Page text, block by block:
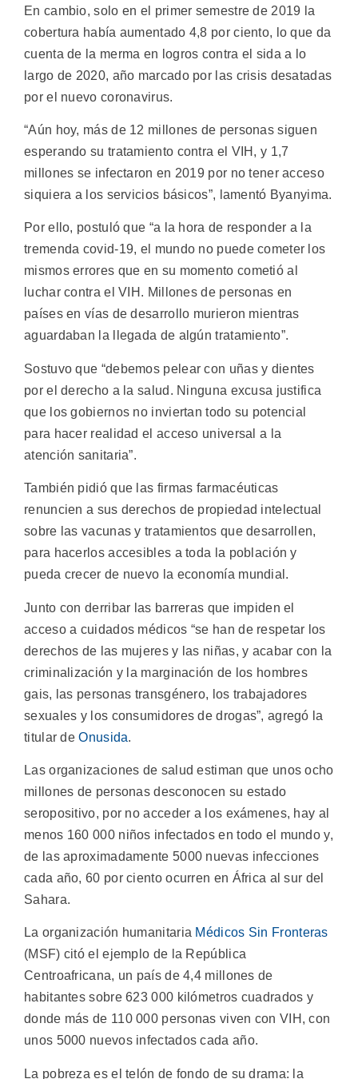
En cambio, solo en el primer semestre de 2019 la
cobertura había aumentado 4,8 por ciento, lo que da
cuenta de la merma en logros contra el sida a lo
largo de 2020, año marcado por las crisis desatadas
por el nuevo coronavirus.
“Aún hoy, más de 12 millones de personas siguen
esperando su tratamiento contra el VIH, y 1,7
millones se infectaron en 2019 por no tener acceso
siquiera a los servicios básicos”, lamentó Byanyima.
Por ello, postuló que “a la hora de responder a la
tremenda covid-19, el mundo no puede cometer los
mismos errores que en su momento cometió al
luchar contra el VIH. Millones de personas en
países en vías de desarrollo murieron mientras
aguardaban la llegada de algún tratamiento”.
Sostuvo que “debemos pelear con uñas y dientes
por el derecho a la salud. Ninguna excusa justifica
que los gobiernos no inviertan todo su potencial
para hacer realidad el acceso universal a la
atención sanitaria”.
También pidió que las firmas farmacéuticas
renuncien a sus derechos de propiedad intelectual
sobre las vacunas y tratamientos que desarrollen,
para hacerlos accesibles a toda la población y
pueda crecer de nuevo la economía mundial.
Junto con derribar las barreras que impiden el
acceso a cuidados médicos “se han de respetar los
derechos de las mujeres y las niñas, y acabar con la
criminalización y la marginación de los hombres
gais, las personas transgénero, los trabajadores
sexuales y los consumidores de drogas”, agregó la
titular deOnusida.
Las organizaciones de salud estiman que unos ocho
millones de personas desconocen su estado
seropositivo, por no acceder a los exámenes, hay al
menos 160 000 niños infectados en todo el mundo y,
de las aproximadamente 5000 nuevas infecciones
cada año, 60 por ciento ocurren en África al sur del
Sahara.
La organización humanitaria Médicos Sin Fronteras
(MSF) citó el ejemplo de la República
Centroafricana, un país de 4,4 millones de
habitantes sobre 623 000 kilómetros cuadrados y
donde más de 110 000 personas viven con VIH, con
unos 5000 nuevos infectados cada año.
La pobreza es el telón de fondo de su drama: la